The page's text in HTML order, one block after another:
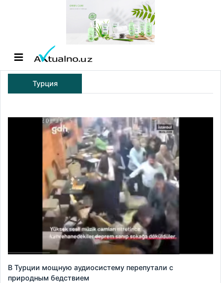
Турция
В Турции мощную аудиосистему перепутали с
природным бедствием